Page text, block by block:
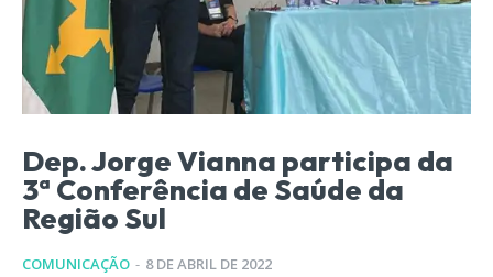
Dep. Jorge Vianna participa da
3ª Conferência de Saúde da
Região Sul
COMUNICAÇÃO - 8 DE ABRIL DE 2022